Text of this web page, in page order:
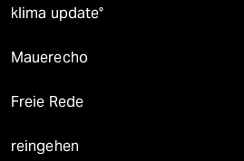
klima update°
Mauerecho
Freie Rede
reingehen